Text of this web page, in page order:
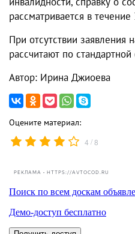
рассматривается в
При отсутствии заявления
рассчитают по
Автор: Ирина Джиоева
Оцените материал:
4 /8
РЕКЛАМА • HTTPS://AVTOCOD.RU